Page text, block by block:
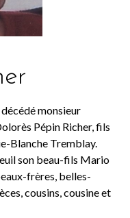
monsieur
Pépin Richer, fils
Blanche Tremblay.
son beau-fils Mario
frères, belles-
cousins, cousine et